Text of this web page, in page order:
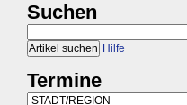
Suchen
Hilfe
Termine